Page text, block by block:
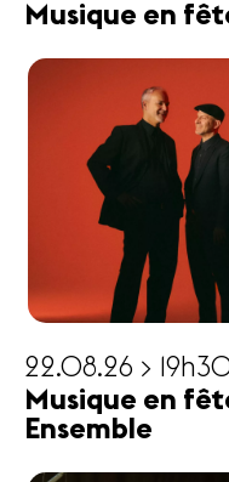
Musique en
22.08.26 >
Musique en
Ensemble